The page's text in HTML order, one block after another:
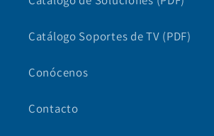
Catálogo Soportes de TV (PDF)
Conócenos
Contacto